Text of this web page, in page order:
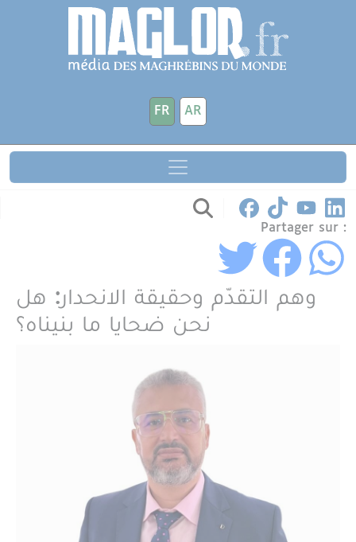
Aller au contenu principal
FR AR
Partager sur :
وهم التقدّم وحقيقة الانحدار: هل
نحن ضحايا ما بنيناه؟
Panneau de gestion des cookies